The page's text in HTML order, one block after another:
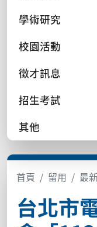
學術研究
校園活動
徵才訊息
招生考試
其他
首頁 留用 最
台北市